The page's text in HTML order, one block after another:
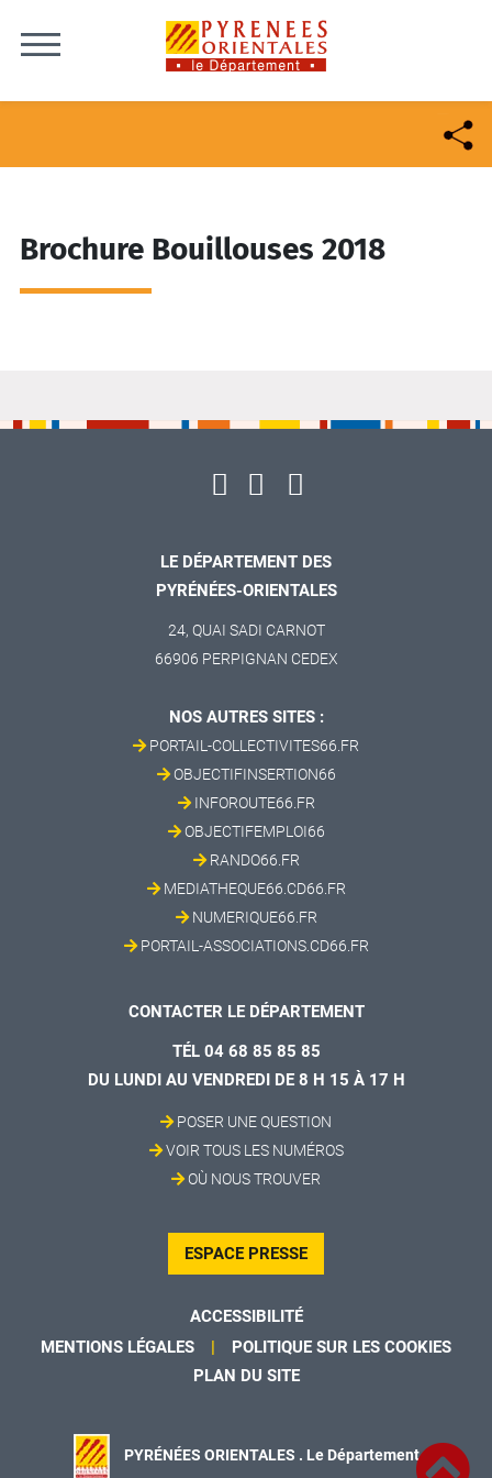
Brochure Bouillouses 2018
LE DÉPARTEMENT DES
PYRÉNÉES-ORIENTALES
24, QUAI SADI CARNOT
66906 PERPIGNAN CEDEX
NOS AUTRES SITES :
PORTAIL-COLLECTIVITES66.FR
OBJECTIFINSERTION66
INFOROUTE66.FR
OBJECTIFEMPLOI66
RANDO66.FR
MEDIATHEQUE66.CD66.FR
NUMERIQUE66.FR
PORTAIL-ASSOCIATIONS.CD66.FR
CONTACTER LE DÉPARTEMENT
TÉL 04 68 85 85 85
DU LUNDI AU VENDREDI DE 8 H 15 À 17 H
POSER UNE QUESTION
VOIR TOUS LES NUMÉROS
OÙ NOUS TROUVER
ESPACE PRESSE
ACCESSIBILITÉ
MENTIONS LÉGALES
POLITIQUE SUR LES COOKIES
PLAN DU SITE
PYRÉNÉES ORIENTALES . Le Département